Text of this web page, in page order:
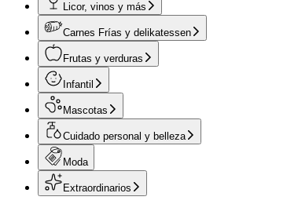
Licor, vinos y más
Carnes Frías y delikatessen
Frutas y verduras
Infantil
Mascotas
Cuidado personal y belleza
Moda
Extraordinarios